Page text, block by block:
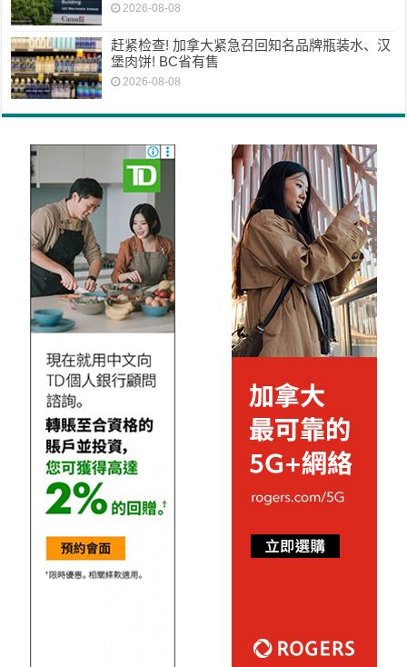
2026-08-08
赶紧检查! 加拿大紧急召回知名品牌瓶装水、汉
堡肉饼! BC省有售
2026-08-08